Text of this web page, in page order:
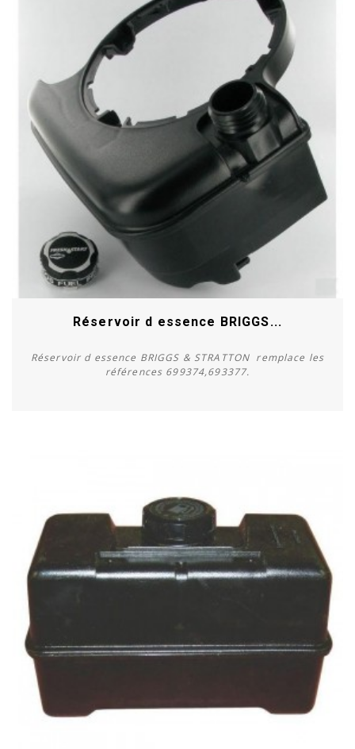
Réservoir d essence BRIGGS...
Réservoir d essence BRIGGS & STRATTON remplace les
références 699374,693377.